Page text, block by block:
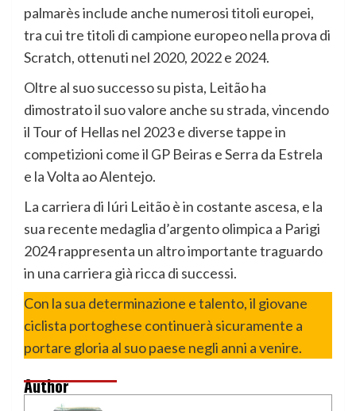
palmarès include anche numerosi titoli europei,
tra cui tre titoli di campione europeo nella prova di
Scratch, ottenuti nel 2020, 2022 e 2024.
Oltre al suo successo su pista, Leitão ha
dimostrato il suo valore anche su strada, vincendo
il Tour of Hellas nel 2023 e diverse tappe in
competizioni come il GP Beiras e Serra da Estrela
e la Volta ao Alentejo.
La carriera di Iúri Leitão è in costante ascesa, e la
sua recente medaglia d’argento olimpica a Parigi
2024 rappresenta un altro importante traguardo
in una carriera già ricca di successi.
Con la sua determinazione e talento, il giovane
ciclista portoghese continuerà sicuramente a
portare gloria al suo paese negli anni a venire.
Author